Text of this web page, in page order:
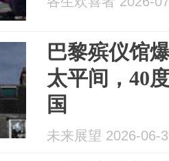
巴黎殡仪馆
太平间，40
国
未来展望 2026-06-